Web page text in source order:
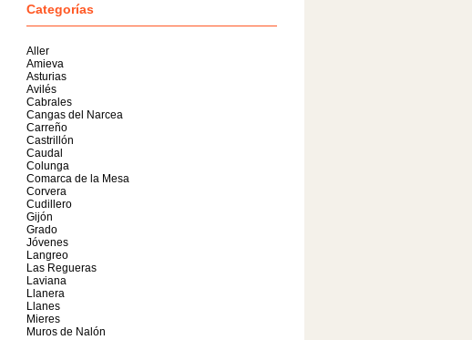
Categorías
Aller
Amieva
Asturias
Avilés
Cabrales
Cangas del Narcea
Carreño
Castrillón
Caudal
Colunga
Comarca de la Mesa
Corvera
Cudillero
Gijón
Grado
Jóvenes
Langreo
Las Regueras
Laviana
Llanera
Llanes
Mieres
Muros de Nalón